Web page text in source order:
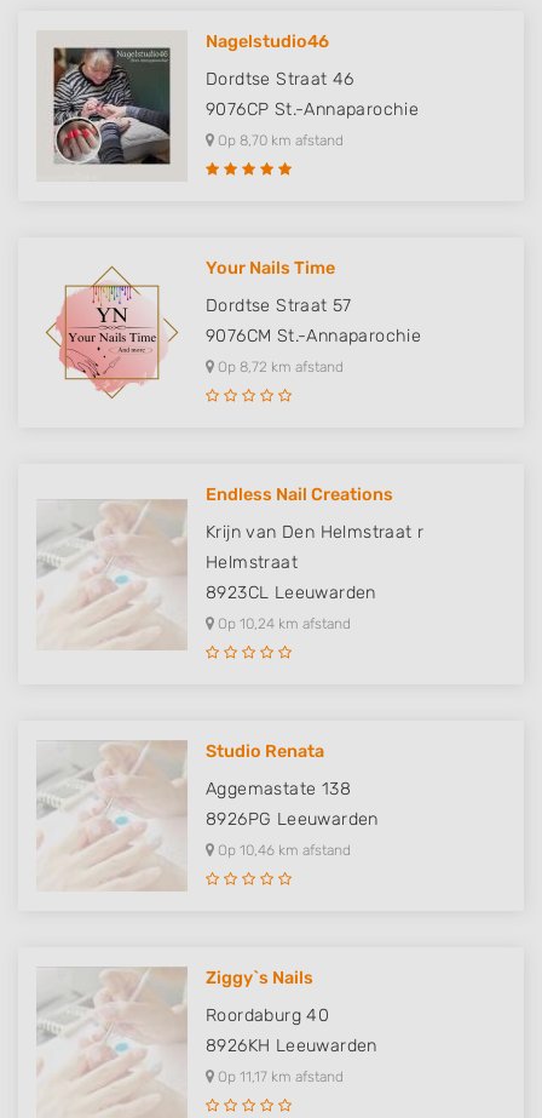
Nagelstudio46
Dordtse Straat 46
9076CP St.-Annaparochie
Op 8,70 km afstand
Your Nails Time
Dordtse Straat 57
9076CM St.-Annaparochie
Op 8,72 km afstand
Endless Nail Creations
Krijn van Den Helmstraat r
Helmstraat
8923CL Leeuwarden
Op 10,24 km afstand
Studio Renata
Aggemastate 138
8926PG Leeuwarden
Op 10,46 km afstand
Ziggy`s Nails
Roordaburg 40
8926KH Leeuwarden
Op 11,17 km afstand